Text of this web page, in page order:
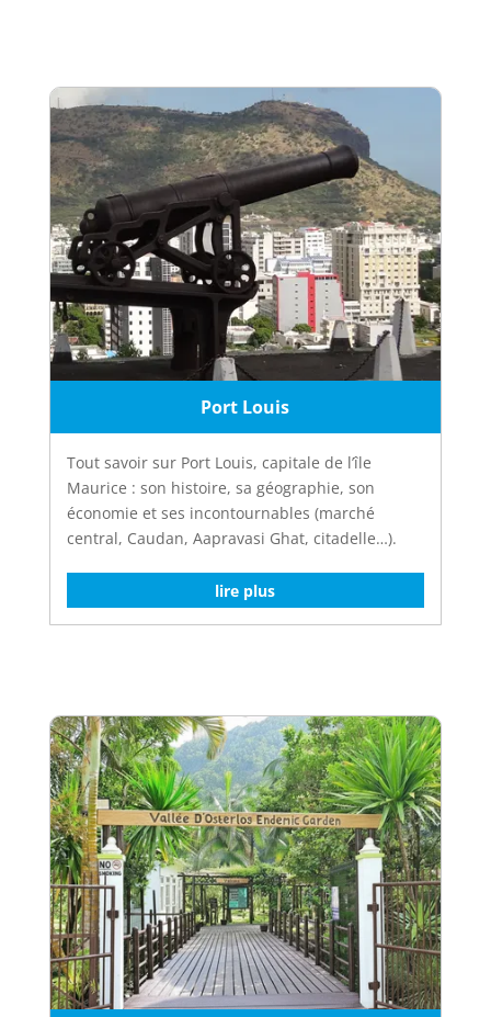
Port Louis
Tout savoir sur Port Louis, capitale de l’île
Maurice : son histoire, sa géographie, son
économie et ses incontournables (marché
central, Caudan, Aapravasi Ghat, citadelle…).
lire plus